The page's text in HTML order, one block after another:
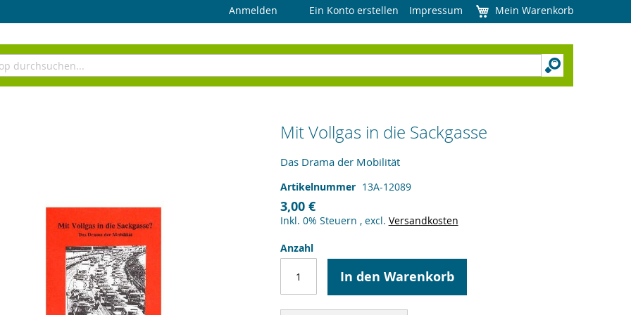
Anmelden Ein Konto erstellen Impressum Mein Warenkorb
Mit Vollgas in die Sackgasse
Das Drama der Mobilität
Artikelnummer 13A-12089
3,00 €
Inkl. 0% Steuern , excl. Versandkosten
Anzahl
In den Warenkorb